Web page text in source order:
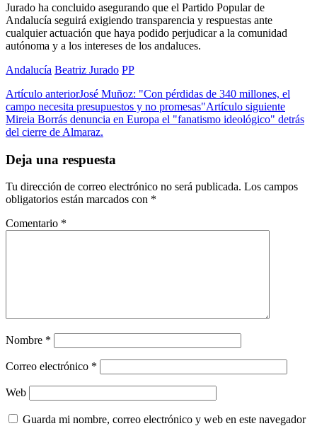
Jurado ha concluido asegurando que el Partido Popular de
Andalucía seguirá exigiendo transparencia y respuestas ante
cualquier actuación que haya podido perjudicar a la comunidad
autónoma y a los intereses de los andaluces.
Andalucía Beatriz Jurado PP
Artículo anteriorJosé Muñoz: "Con pérdidas de 340 millones, el
campo necesita presupuestos y no promesas"Artículo siguiente
Mireia Borrás denuncia en Europa el "fanatismo ideológico" detrás
del cierre de Almaraz.
Deja una respuesta
Tu dirección de correo electrónico no será publicada. Los campos
obligatorios están marcados con *
Comentario *
Nombre *
Correo electrónico *
Web
Guarda mi nombre, correo electrónico y web en este navegador